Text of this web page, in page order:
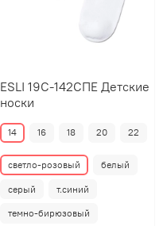
ESLI 19С-142СПЕ Детские
носки
14 16 18 20 22
светло-розовый белый
серый т.синий
темно-бирюзовый